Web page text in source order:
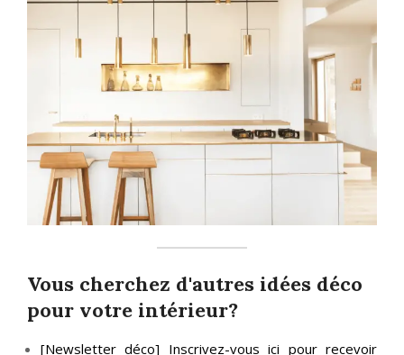
Vous cherchez d'autres idées déco
pour votre intérieur?
[Newsletter déco] Inscrivez-vous ici pour recevoir